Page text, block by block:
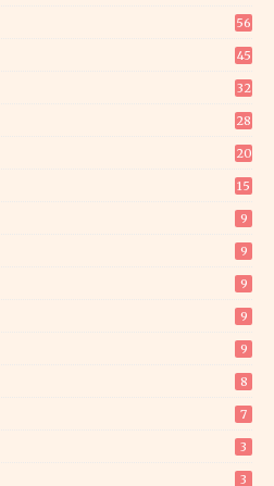
56
45
32
28
20
15
9
9
9
9
9
8
7
3
3